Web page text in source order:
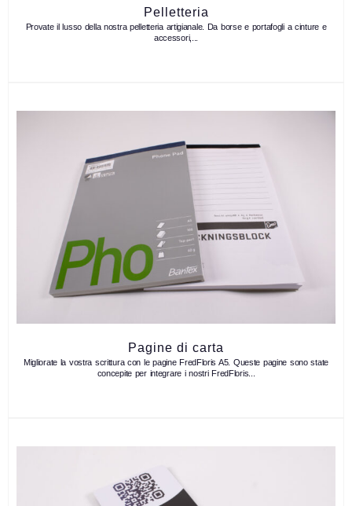
Pelletteria
Provate il lusso della nostra pelletteria artigianale. Da borse e portafogli a cinture e
accessori,...
Pagine di carta
Migliorate la vostra scrittura con le pagine FredFloris A5. Queste pagine sono state
concepite per integrare i nostri FredFloris...